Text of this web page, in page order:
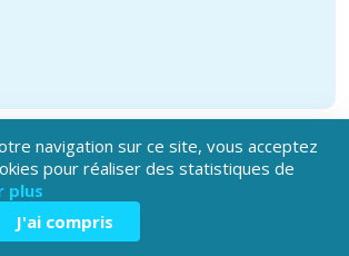
navigation sur ce site, vous acceptez
pour réaliser des statistiques de
plus
J'ai compris